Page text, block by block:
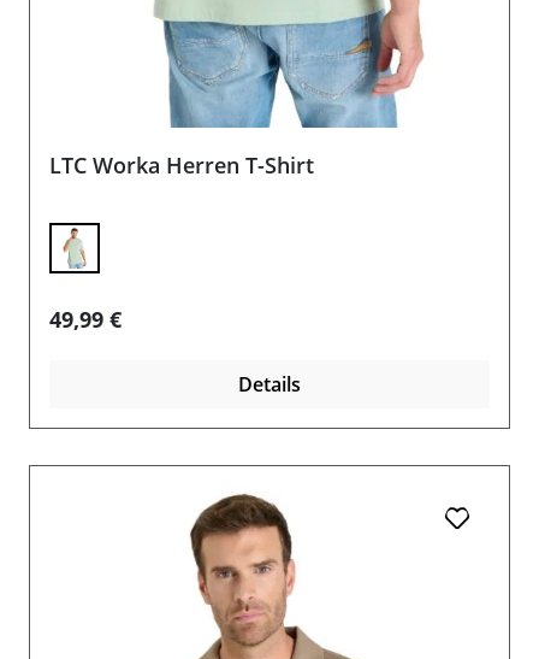
LTC Worka Herren T-Shirt
Regulärer Preis:
49,99 €
Details